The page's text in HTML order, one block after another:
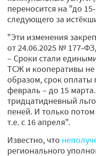
переносится на "до
следующего за
"Эти изменения
от 24.06.2025 №
– Сроки стали
ТСЖ и кооперативы не
образом, срок оплаты
февраль – до 15
тридцатидневный
пеней. И только
т.е. с 16 апреля".
Известно, что
регионального